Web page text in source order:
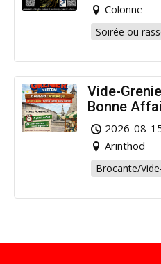
Colonne
Soirée ou
Vide-
Bonne
Arinthod !
2026-08-
Arinthod
Brocante/